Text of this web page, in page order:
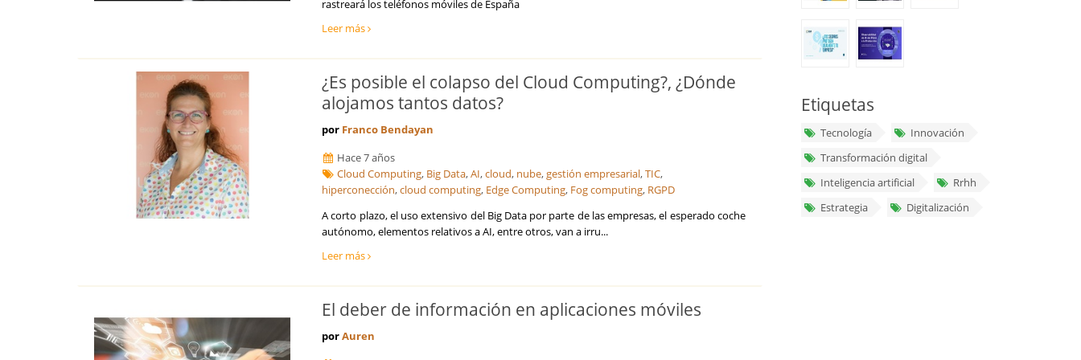
Teruel
Zaragoza
rastreará los teléfonos móviles de España
Leer más
¿Es posible el colapso del Cloud Computing?, ¿Dónde
alojamos tantos datos?
por Franco Bendayan
Hace 7 años
Cloud Computing, Big Data,AI,cloud, nube,gestión empresarial,TIC,
hiperconección,cloud computing, Edge Computing, Fog computing, RGPD
A corto plazo, el uso extensivo del Big Data por parte de las empresas, el esperado coche
autónomo, elementos relativos a AI, entre otros, van a irru...
Leer más
El deber de información en aplicaciones móviles
porAuren
Etiquetas
Tecnología
Innovación
Transformación digital
Inteligencia artificial
Rrhh
Estrategia
Digitalización